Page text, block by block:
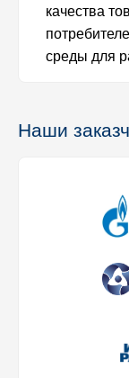
качества
среды для
Наши